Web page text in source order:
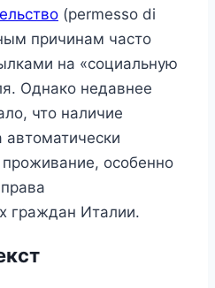
(permesso di
причинам часто
на «социальную
Однако недавнее
что наличие
автоматически
особенно
граждан Италии.